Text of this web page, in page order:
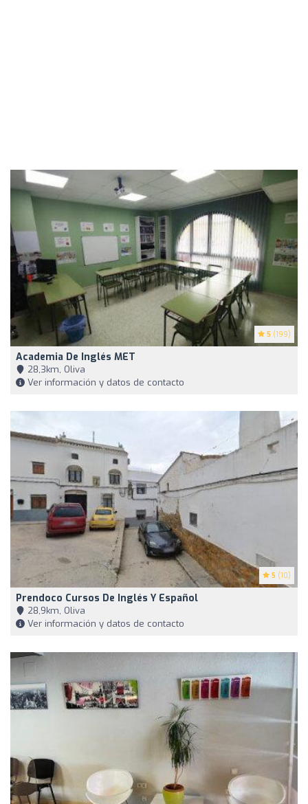
5 (199)
Academia De Inglés MET
28,3km, Oliva
Ver información y datos de contacto
5 (10)
Prendoco Cursos De Inglés Y Español
28,9km, Oliva
Ver información y datos de contacto